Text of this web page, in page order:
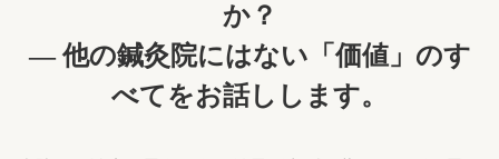
か？
― 他の鍼灸院にはない「価値」のす
べてをお話しします。